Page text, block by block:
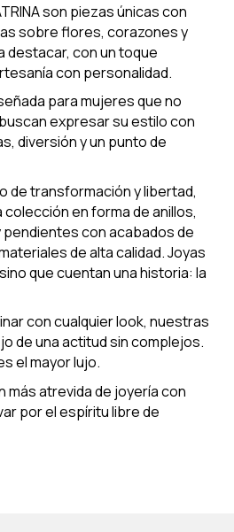
son piezas únicas con
sobre flores, corazones y
destacar, con un toque
con personalidad.
para mujeres que no
expresar su estilo con
diversión y un punto de
de transformación y libertad,
en forma de anillos,
con acabados de
de alta calidad. Joyas
que cuentan una historia: la
con cualquier look, nuestras
de una actitud sin complejos.
el mayor lujo.
más atrevida de joyería con
por el espíritu libre de